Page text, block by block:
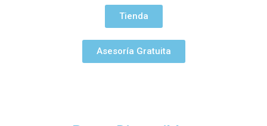
Tienda
Asesoría Gratuita